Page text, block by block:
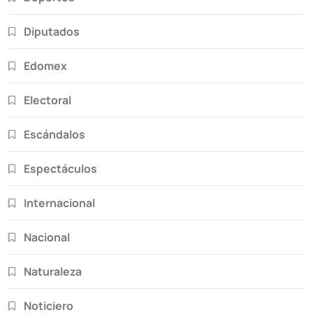
Diputados
Edomex
Electoral
Escándalos
Espectáculos
Internacional
Nacional
Naturaleza
Noticiero